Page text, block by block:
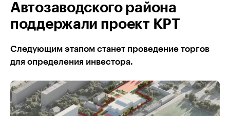
Автозаводского района
поддержали проект КРТ
Следующим этапом станет проведение торгов
для определения инвестора.